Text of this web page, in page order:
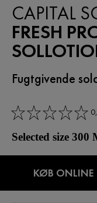
CAPITAL
FRESH
Fugtgivende
Selected size 300
KØB ONLINE